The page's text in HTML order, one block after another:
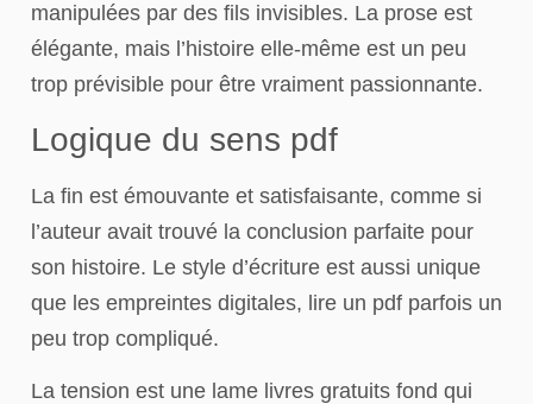
manipulées par des fils invisibles. La prose est
élégante, mais l’histoire elle-même est un peu
trop prévisible pour être vraiment passionnante.
Logique du sens pdf
La fin est émouvante et satisfaisante, comme si
l’auteur avait trouvé la conclusion parfaite pour
son histoire. Le style d’écriture est aussi unique
que les empreintes digitales, lire un pdf parfois un
peu trop compliqué.
La tension est une lame livres gratuits fond qui